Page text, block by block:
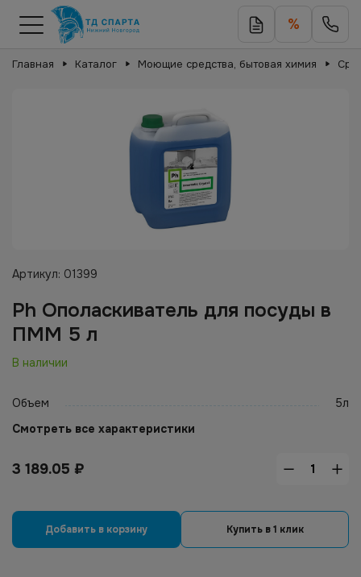
%
Главная Каталог Моющие средства, бытовая химия
Артикул: 01399
Ph Ополаскиватель для посуды в
ПММ 5 л
В наличии
Объем
5л
Смотреть все характеристики
3 189.05 ₽
Добавить в корзину Купить в 1 клик